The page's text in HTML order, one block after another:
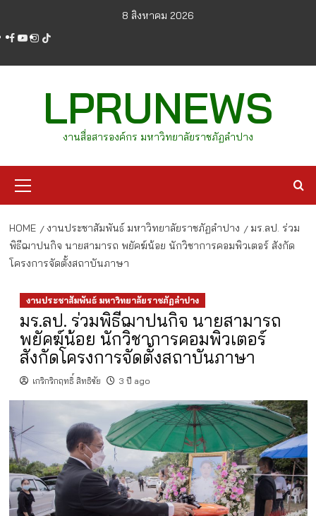
content
8 สิงหาคม 2026
facebook
youtube
instagram
tiktok
LPRUNEWS
งานสื่อสารองค์กร มหาวิทยาลัยราชภัฏลำปาง
Menu
HOME งานประชาสัมพันธ์ มหาวิทยาลัยราชภัฏลำปาง
มร.ลป. ร่วม
พิธีฌาปนกิจ นายสามารถ พยัคฆ์น้อย นักวิชาการคอมพิวเตอร์ สังกัด
โครงการจัดตั้งสถาบันภาษา
งานประชาสัมพันธ์ มหาวิทยาลัยราชภัฏลำปาง
มร.ลป. ร่วมพิธีฌาปนกิจ นายสามารถ
พยัคฆ์น้อย นักวิชาการคอมพิวเตอร์
สังกัดโครงการจัดตั้งสถาบันภาษา
เกริกริกฤทธิ์ สิทธิชัย 3 ปี ago